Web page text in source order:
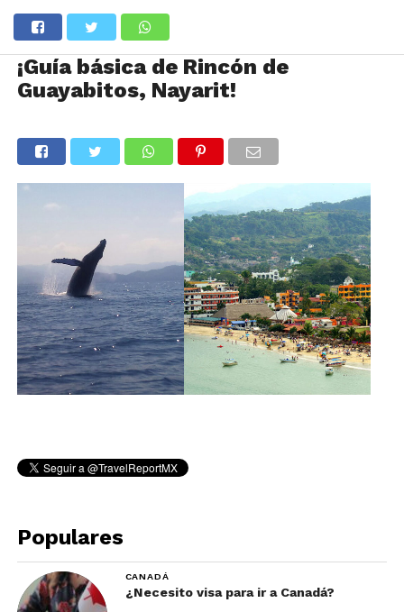
¡Guía básica de Rincón de
Guayabitos, Nayarit!
Populares
CANADÁ
¿Necesito visa para ir a Canadá?